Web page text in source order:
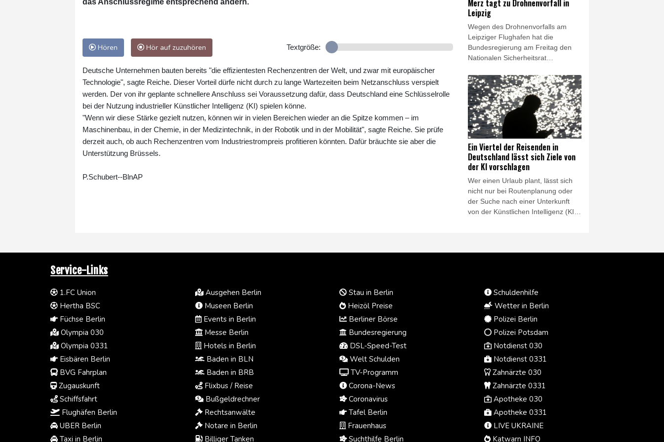
Hören Hör auf zuzuhören Textgröße:
Deutsche Unternehmen bauten bereits "die effizientesten Rechenzentren der Welt, und zwar mit europäischer
Technologie", sagte Reiche. Dieser Vorteil dürfe nicht durch zu lange Wartezeiten beim Netzanschluss verspielt
werden. Der von ihr geplante schnellere Anschluss sei Voraussetzung dafür, dass Deutschland eine Schlüsselrolle
bei der Nutzung industrieller Künstlicher Intelligenz (KI) spielen könne.
"Wenn wir diese Stärke gezielt nutzen, können wir in vielen Bereichen wieder an die Spitze kommen – im
Maschinenbau, in der Chemie, in der Medizintechnik, in der Robotik und in der Mobilität", sagte Reiche. Sie prüfe
derzeit auch, ob auch Rechenzentren vom Industriestrompreis profitieren könnten. Dafür bräuchte sie aber die
Unterstützung Brüssels.
P.Schubert--BlnAP
angesehen. Das Abkommen ist
demnach "darauf ausgerichtet, die
kollektive Abschreckung zu
stärken".
Merz tagt zu Drohnenvorfall in
Leipzig
Wegen des Drohnenvorfalls am
Leipziger Flughafen hat die
Bundesregierung am Freitag den
Nationalen Sicherheitsrat
unter Vorsitz von Bundeskanzler
Friedrich Merz (CDU) telefonisch
statt, wie Regierungssprecher
Stefan Kornelius mitteilte. "Wegen
der besonderen Bedeutung des
Falles" hatte am Donnerstagabend
bereits die Bundesanwaltschaft die
Ermittlungen in dem Fall
übernommen.
Ein Viertel der Reisenden in
Deutschland lässt sich Ziele von
der KI vorschlagen
Wer einen Urlaub plant, lässt sich
nicht nur bei Routenplanung oder
der Suche nach einer Unterkunft
von der Künstlichen Intelligenz (KI)
veröffentlichten Umfrage des
bei der Wahl eines Urlaubsziels auf
die KI zurück. Zwei Drittel (65
Prozent) gaben an, sie seien offen
Service-Links
1.FC Union
Hertha BSC
Füchse Berlin
Olympia 030
Olympia 0331
Eisbären Berlin
BVG Fahrplan
Zugauskunft
Schiffsfahrt
Flughäfen Berlin
UBER Berlin
Taxi in Berlin
Ausgehen Berlin
Museen Berlin
Events in Berlin
Messe Berlin
Hotels in Berlin
Baden in BLN
Baden in BRB
Flixbus / Reise
Bußgeldrechner
Rechtsanwälte
Notare in Berlin
Billiger Tanken
Stau in Berlin
Heizöl Preise
Berliner Börse
Bundesregierung
DSL-Speed-Test
Welt Schulden
TV-Programm
Corona-News
Coronavirus
Tafel Berlin
Frauenhaus
Suchthilfe Berlin
Schuldenhilfe
Wetter in Berlin
Polizei Berlin
Polizei Potsdam
Notdienst 030
Notdienst 0331
Zahnärzte 030
Zahnärzte 0331
Apotheke 030
Apotheke 0331
LIVE UKRAINE
Katwarn INFO